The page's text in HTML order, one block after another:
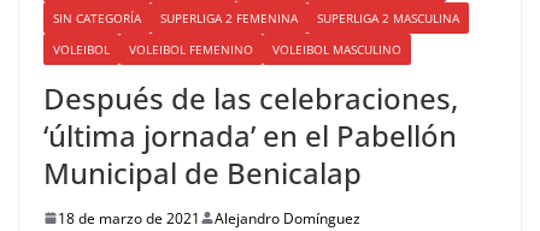
SIN CATEGORÍA SUPERLIGA 2 FEMENINA
SUPERLIGA 2 MASCULINA
VOLEIBOL
VOLEIBOL FEMENINO VOLEIBOL MASCULINO
Después de las celebraciones,
‘última jornada’ en el Pabellón
Municipal de Benicalap
18 de marzo de 2021 Alejandro Domínguez